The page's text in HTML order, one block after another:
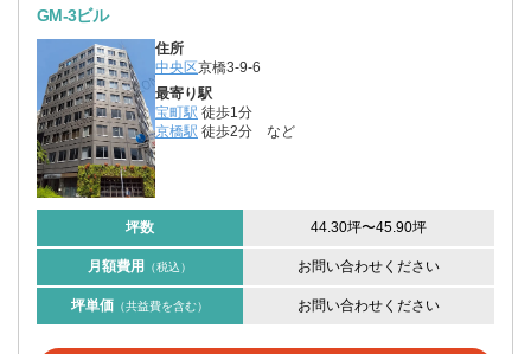
GM-3ビル
住所
中央区京橋3-9-6
最寄り駅
宝町駅 徒歩1分
京橋駅 徒歩2分 など
坪数 44.30坪〜45.90坪
月額費用 （税込） お問い合わせください
坪単価 （共益費を含む） お問い合わせください